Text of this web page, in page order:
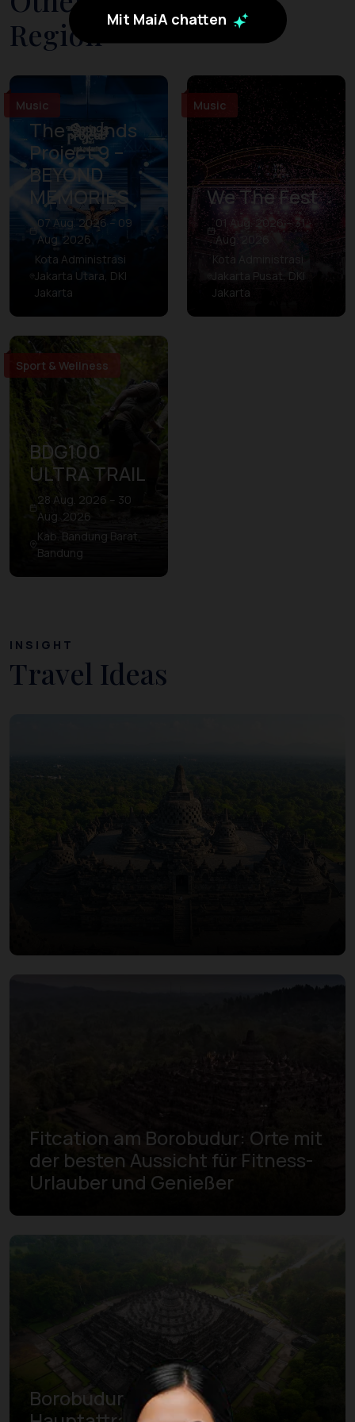
Mit MaiA chatten
Region
Music
The Sounds
Project 9 –
BEYOND
MEMORIES
07 Aug. 2026 – 09
Aug. 2026
Kota Administrasi
Jakarta Utara, DKI
Jakarta
Music
We The Fest
01 Aug. 2026 – 31
Aug. 2026
Kota Administrasi
Jakarta Pusat, DKI
Jakarta
Sport & Wellness
BDG100
ULTRA TRAIL
28 Aug. 2026 – 30
Aug. 2026
Kab. Bandung Barat,
Bandung
INSIGHT
Travel Ideas
Fitcation am Borobudur: Orte mit
der besten Aussicht für Fitness-
Urlauber und Genießer
Borobudur-Tempel als